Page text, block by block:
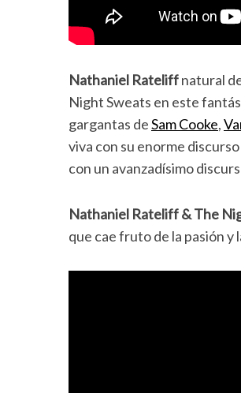
Nathaniel Rateliffnatural
Night Sweats en este
gargantas deSam Cooke,
viva con su enorme
con un avanzadísimo
Nathaniel Rateliff & The
que cae fruto de la pasión y